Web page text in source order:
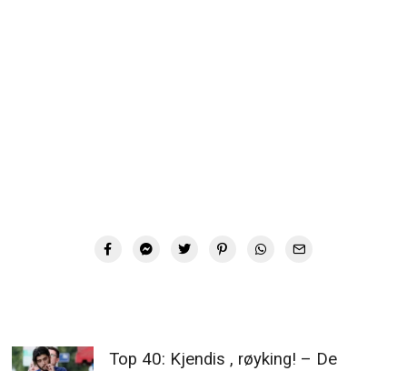
Top 40: Kjendis , røyking! – De